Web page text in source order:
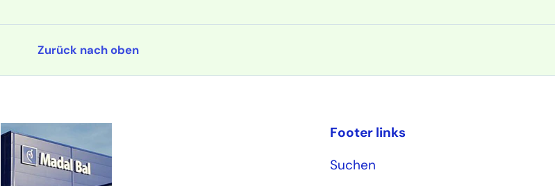
Zurück nach oben
Footer links
Suchen